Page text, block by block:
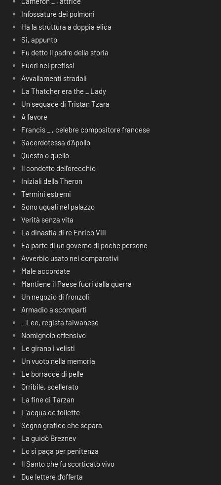
Infossature dei polmoni
Ha la struttura a doppia elica
Si, appunto
Fu detto Il padre della storia
Fuori nei prefissi
Avvallamenti stradali
La Thatcher era the _ Lady
Un seguace di Tristan Tzara
A favore
Francis _ , celebre compositore francese
Sacerdotessa d’Apollo
Questo o quello
Il condotto dell’orecchio
Iniziali della Theron
Termini estremi
Sono uguali nel palazzo
Verità senza vita
La dinastia di re Enrico VIII
Fa parte di un governo di poche persone
Avverbio usato nei comparativi
Male accordate
Mantiene il Paese fuori dalla guerra
Un negozio di fronzoli
Armadio a scomparti
_ Lee, regista taiwanese
Nomignolo offensivo
Le girano i velisti
Un vuoto nella memoria
Le borracce di pelle
Orribile, scellerato
La fine di Tarzan
L’acqua de toilette
Segno grafico che separa
La guidò Breznev
Lo si paga per penitenza
Il Santo che fu scorticato vivo
Due lettere d’offerta